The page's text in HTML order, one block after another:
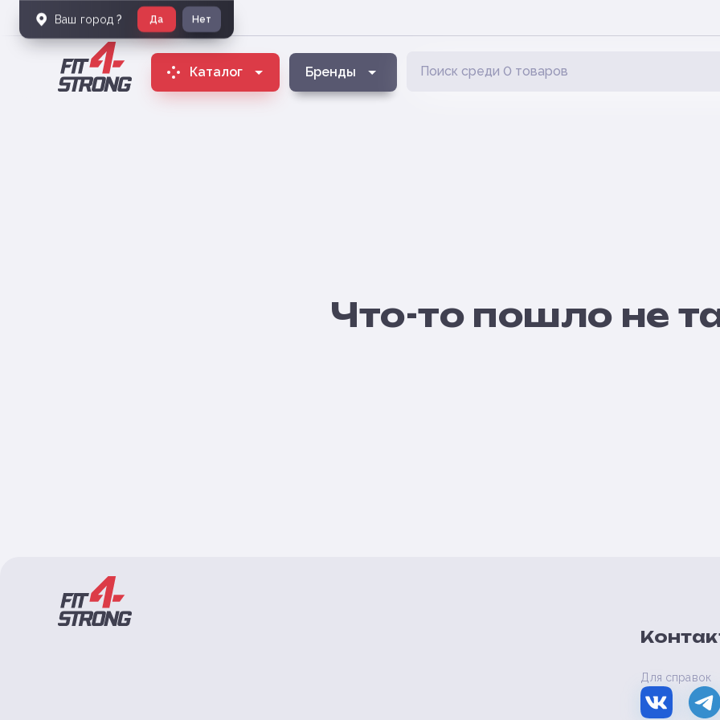
Каталог Бренды
Что-то пошло не
Для справок
Ваш город ? Да Нет